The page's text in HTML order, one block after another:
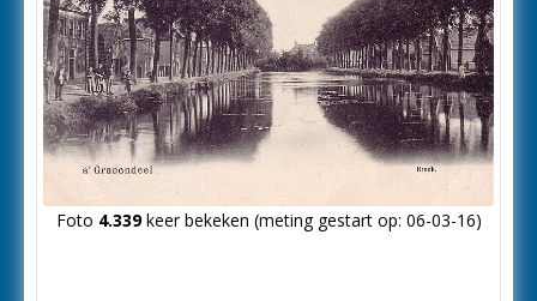
Foto 4.339keer bekeken (meting gestart op: 06-03-16)